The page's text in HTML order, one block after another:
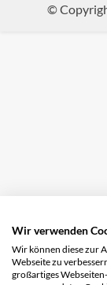
©
Wir verwenden
Wir können diese zur
Webseite zu
großartiges